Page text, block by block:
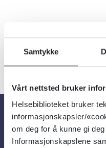
Samtykke
Vårt nettsted bruker
Helsebiblioteket bruker
informasjonskapsler/
om deg for å kunne gi
Informasjonskapslene
« 1
Om oss